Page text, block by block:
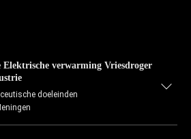
verwarming Vriesdroger
doeleinden